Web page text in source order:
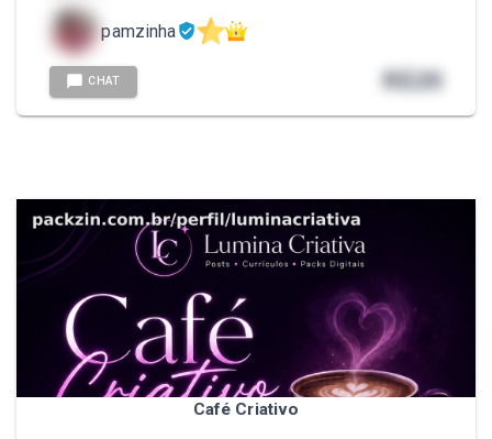
pamzinha
CHAT R$20
Café Criativo